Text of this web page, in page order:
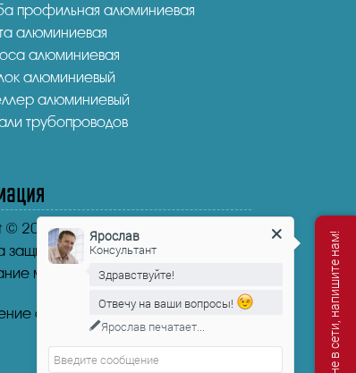
профильная алюминиевая
алюминиевая
алюминиевая
алюминиевый
алюминиевый
трубопроводов
© 2016-2026.
защищены.
материала запрещено.
сайта от mosseo.ru Мы не в сети, напишите нам!
Ярослав
Консультант
Здравствуйте!
Отвечу на ваши вопросы!